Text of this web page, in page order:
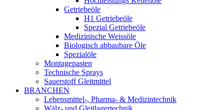
Getriebeöle
H1 Getriebeöle
Spezial Getriebeöle
Medizinische Weissöle
Biologisch abbaubare Öle
Spezialöle
Montagepasten
Technische Sprays
Sauerstoff Gleitmittel
BRANCHEN
Lebensmittel-, Pharma- & Medizintechnik
Wälz- und Gleitlagertechnik